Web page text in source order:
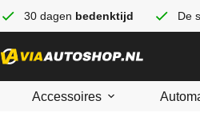
30 dagen bedenktijd De
Accessoires